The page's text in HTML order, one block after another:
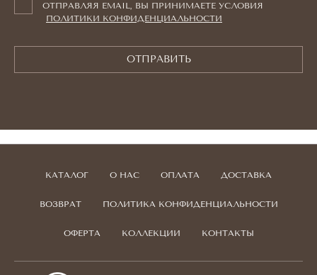
ОТПРАВЛЯЯ EMAIL, ВЫ ПРИНИМАЕТЕ УСЛОВИЯ
ПОЛИТИКИ КОНФИДЕНЦИАЛЬНОСТИ
ОТПРАВИТЬ
КАТАЛОГ О НАС ОПЛАТА ДОСТАВКА
ВОЗВРАТ ПОЛИТИКА КОНФИДЕНЦИАЛЬНОСТИ
ОФЕРТА КОЛЛЕКЦИИ КОНТАКТЫ